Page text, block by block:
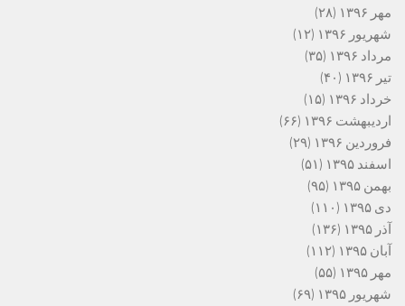
مهر ۱۳۹۶
(۲۸)
شهریور ۱۳۹۶
(۱۲)
مرداد ۱۳۹۶
(۳۵)
تیر ۱۳۹۶
(۴۰)
خرداد ۱۳۹۶
(۱۵)
اردیبهشت ۱۳۹۶
(۶۶)
فروردین ۱۳۹۶
(۲۹)
اسفند ۱۳۹۵
(۵۱)
بهمن ۱۳۹۵
(۹۵)
دی ۱۳۹۵
(۱۱۰)
آذر ۱۳۹۵
(۱۳۶)
آبان ۱۳۹۵
(۱۱۲)
مهر ۱۳۹۵
(۵۵)
شهریور ۱۳۹۵
(۶۹)